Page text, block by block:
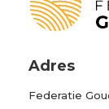
Adres
Federatie